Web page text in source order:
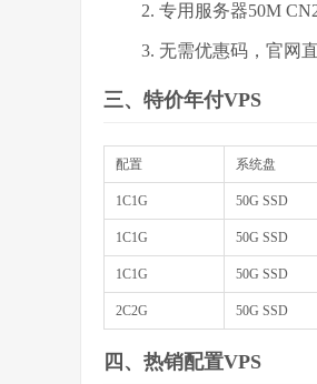
专用服务器50M
无需优惠码，官网
三、特价年付VPS
配置 系统盘
1C1G 50G SSD
1C1G 50G SSD
1C1G 50G SSD
2C2G 50G SSD
四、热销配置VPS